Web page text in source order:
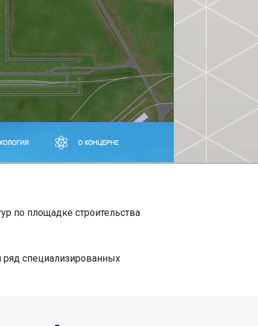
по площадке строительства
ряд специализированных